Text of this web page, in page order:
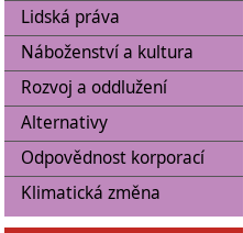
Lidská práva
Náboženství a kultura
Rozvoj a oddlužení
Alternativy
Odpovědnost korporací
Klimatická změna